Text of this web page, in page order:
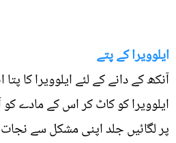
ایلوویرا کے پتے
آنکھ کے دانے کے لئے ایلوویرا کا
ایلوویرا کو کاٹ کر اس کے مادے
پر لگائیں جلد اپنی مشکل سے نجات